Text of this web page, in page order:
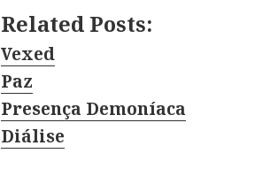
Related Posts:
Vexed
Paz
Presença Demoníaca
Diálise